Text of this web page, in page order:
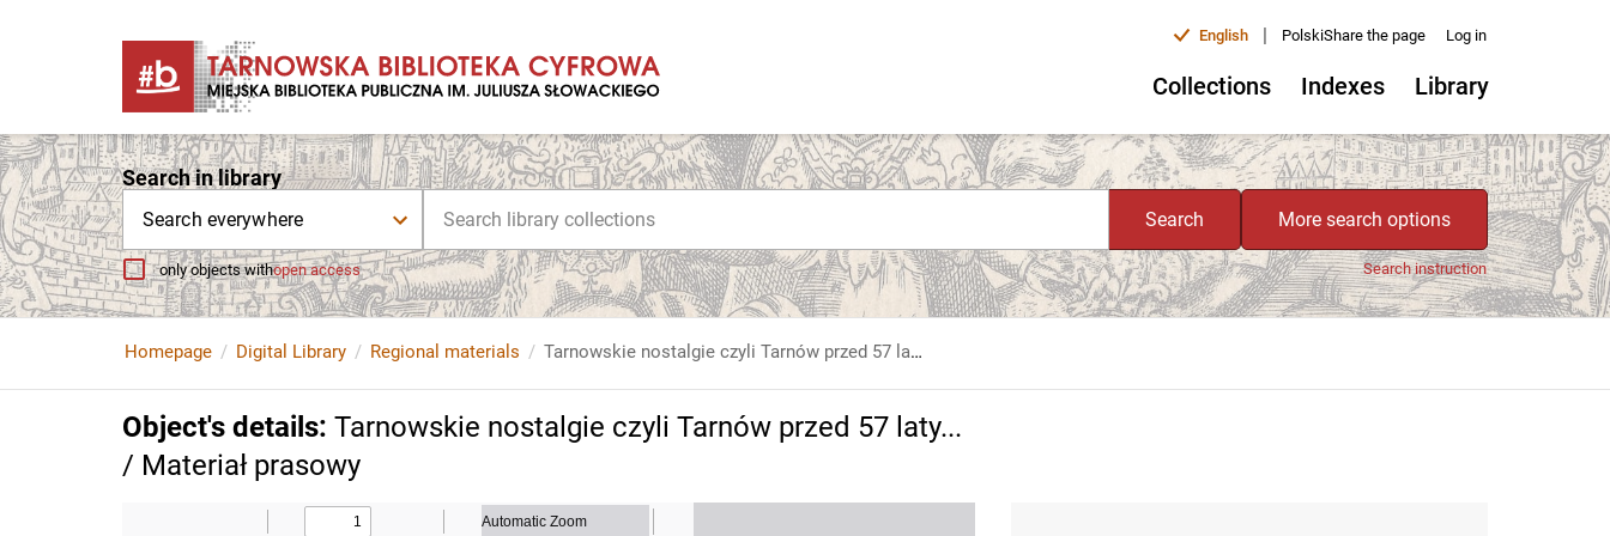
English | PolskiShare the page Log in
Collections Indexes Library
Search in library
Search everywhere Search More search options
only objects withopen access Search instruction
Homepage Digital Library Regional materials Tarnowskie nostalgie czyli Tarnów przed 57 laty... / Materiał prasowy
Object's details: Tarnowskie nostalgie czyli Tarnów przed 57 laty...
/ Materiał prasowy